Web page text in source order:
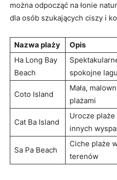
można odpocząć na ​łonie
dla osób szukających ciszy i
Nazwa plaży
Opis
Ha Long Bay
‍Beach
spokojne
Coto Island
Mała,
plażami
Cat Ba Island
Urocze ⁤plaże
innych
Sa Pa Beach
Ciche plaże
‌terenów